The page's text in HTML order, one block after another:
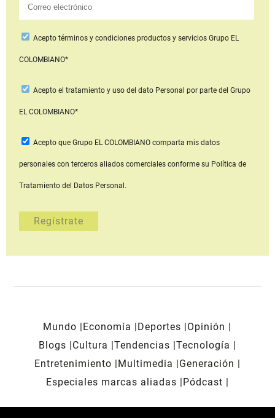
Aceptotérminos y condiciones productos y serviciosGrupo EL
COLOMBIANO*
Acepto el tratamiento y uso del dato Personal por parte del Grupo
EL COLOMBIANO*
Acepto que Grupo EL COLOMBIANOcomparta mis datos
personales con terceros aliados comerciales conforme su Política de
Tratamiento del Datos Personal.
Mundo Economía Deportes
Opinión
Blogs
Cultura Tendencias Tecnología
Entretenimiento
Multimedia
Generación
Especiales marcas aliadas
Pódcast